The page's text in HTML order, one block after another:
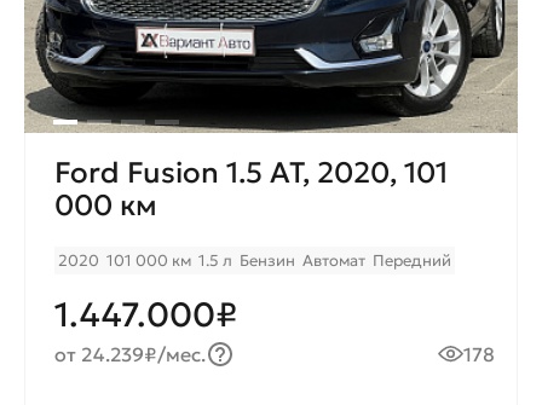
Ford Fusion 1.5 AT, 2020, 101
000 км
2020 101 000 км 1.5 л Бензин Автомат Передний
1.447.000₽
от 24.239₽/мес. 178